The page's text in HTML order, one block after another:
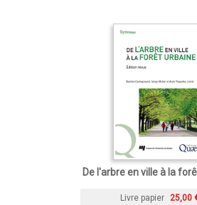
De l'arbre en ville à la
Livre papier 25,00